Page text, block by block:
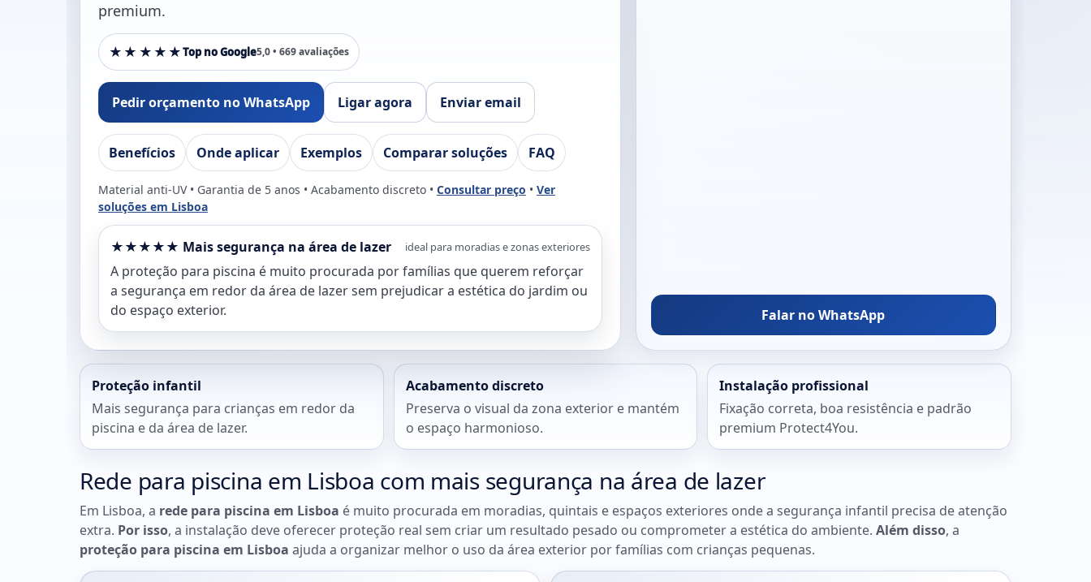
premium.
★★★★★Top no Google5,0 • 669 avaliações
Pedir orçamento no WhatsApp Ligar agora Enviar email
Benefícios Onde aplicar Exemplos Comparar soluções FAQ
Material anti-UV • Garantia de 5 anos • Acabamento discreto • Consultar preço • Ver
soluções em Lisboa
★★★★★ Mais segurança na área de lazer ideal para moradias e zonas exteriores
A proteção para piscina é muito procurada por famílias que querem reforçar
a segurança em redor da área de lazer sem prejudicar a estética do jardim ou
do espaço exterior.
Falar no WhatsApp
Proteção infantil
Mais segurança para crianças em redor da
piscina e da área de lazer.
Acabamento discreto
Preserva o visual da zona exterior e mantém
o espaço harmonioso.
Instalação profissional
Fixação correta, boa resistência e padrão
premium Protect4You.
Rede para piscina em Lisboa com mais segurança na área de lazer
Em Lisboa, a rede para piscina em Lisboa é muito procurada em moradias, quintais e espaços exteriores onde a segurança infantil precisa de atenção
extra. Por isso, a instalação deve oferecer proteção real sem criar um resultado pesado ou comprometer a estética do ambiente. Além disso, a
proteção para piscina em Lisboa ajuda a organizar melhor o uso da área exterior por famílias com crianças pequenas.